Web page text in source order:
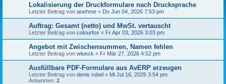
Lokalisierung der Druckformulare nach Drucksprache
Letzter Beitrag von aoehme « Do Jun 04, 2026 7:53 pm
Auftrag: Gesamt (netto) und MwSt. vertauscht
Letzter Beitrag von colourfox « Fr Apr 03, 2026 3:03 pm
Angebot mit Zwischensummen, Namen fehlen
Letzter Beitrag von wlueck « Fr Mär 27, 2026 4:52 pm
Ausfüllbare PDF-Formulare aus AvERP erzeugen
Letzter Beitrag von denis robel « Mi Jul 16, 2025 3:54 pm
Antworten: 2